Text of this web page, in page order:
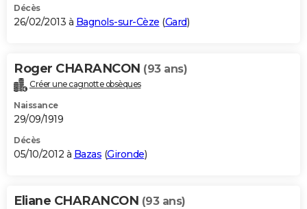
Décès
26/02/2013 à Bagnols-sur-Cèze (Gard)
Roger CHARANCON (93 ans)
Créer une cagnotte obsèques
Naissance
29/09/1919
Décès
05/10/2012 à Bazas (Gironde)
Eliane CHARANCON (93 ans)